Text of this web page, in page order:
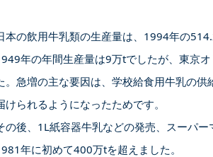
本の飲用牛乳類の生産量は、1994年の
年の年間生産量は9万tでしたが、東京
。急増の主な要因は、学校給食用牛乳の
けられるようになったためです。
の後、1L紙容器牛乳などの発売、スーパ
年に初めて400万tを超えました。